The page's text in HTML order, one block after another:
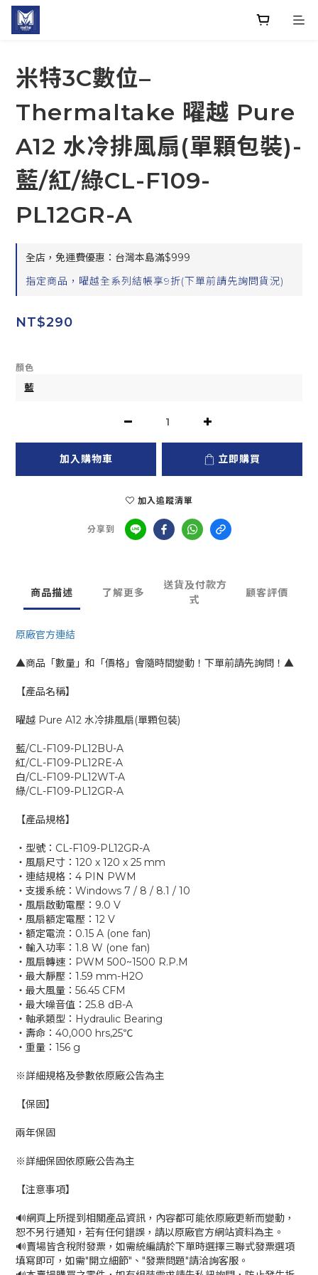
米特3C數位–
Thermaltake 曜越 Pure
A12 水冷排風扇(單顆包裝)-
藍/紅/綠CL-F109-
PL12GR-A
全店，免運費優惠：台灣本島滿$999
指定商品，曜越全系列結帳享9折(下單前請先詢問貨況)
NT$290
顏色
加入購物車 立即購買
加入追蹤清單
分享到
商品描述 了解更多
送貨及付款方
式
顧客評價
原廠官方連結
▲商品「數量」和「價格」會隨時間變動！下單前請先詢問！▲
【產品名稱】
曜越 Pure A12 水冷排風扇(單顆包裝)
藍/CL-F109-PL12BU-A
紅/CL-F109-PL12RE-A
白/CL-F109-PL12WT-A
綠/CL-F109-PL12GR-A
【產品規格】
‧型號：CL-F109-PL12GR-A
‧風扇尺寸：120 x 120 x 25 mm
‧連結規格：4 PIN PWM
‧支援系統：Windows 7 / 8 / 8.1 / 10
‧風扇啟動電壓：9.0 V
‧風扇額定電壓：12 V
‧額定電流：0.15 A (one fan)
‧輸入功率：1.8 W (one fan)
‧風扇轉速：PWM 500~1500 R.P.M
‧最大靜壓：1.59 mm-H2O
‧最大風量：56.45 CFM
‧最大噪音值：25.8 dB-A
‧軸承類型：Hydraulic Bearing
‧壽命：40,000 hrs,25℃
‧重量：156 g
※詳細規格及參數依原廠公告為主
【保固】
兩年保固
※詳細保固依原廠公告為主
【注意事項】
🔊網頁上所提到相關產品資訊，內容都可能依原廠更新而變動，
恕不另行通知，若有任何錯誤，請以原廠官方網站資料為主。
🔊賣場皆含稅附發票，如需統編請於下單時選擇三聯式發票選項
填寫即可，如需"開立細節"、"發票問題"請洽詢客服。